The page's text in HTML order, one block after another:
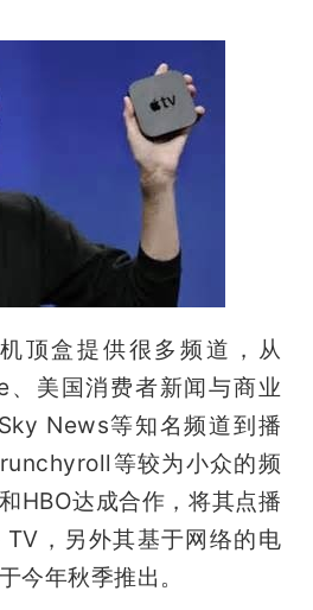
顶盒提供很多频道，从
美国消费者新闻与商业
News等知名频道到播
等较为小众的频
HBO达成合作，将其点播
，另外其基于网络的电
今年秋季推出。